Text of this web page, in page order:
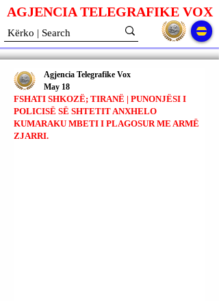
AGJENCIA TELEGRAFIKE VOX
FSHATI SHKOZË; TIRANË | PUNONJËSI I
POLICISË SË SHTETIT ANXHELO
KUMARAKU MBETI I PLAGOSUR ME ARMË
ZJARRI.
Agjencia Telegrafike Vox
May 18